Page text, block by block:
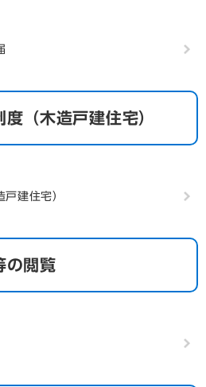
（木造戸建住宅）
建住宅）
の閲覧